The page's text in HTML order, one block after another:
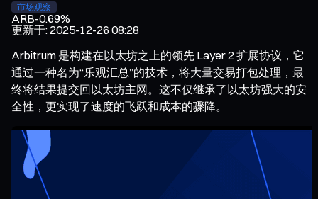
市场观察
ARB-0.69%
更新于:2025-12-26 08:28
Arbitrum 是构建在以太坊之上的领先 Layer 2 扩展协议，它
通过一种名为“乐观汇总”的技术，将大量交易打包处理，最
终将结果提交回以太坊主网。这不仅继承了以太坊强大的安
全性，更实现了速度的飞跃和成本的骤降。